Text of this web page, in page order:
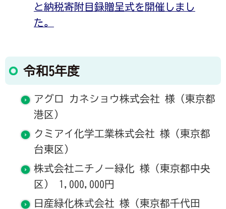
と納税寄附目録贈呈式を開催しまし
た。
令和5年度
アグロ カネショウ株式会社 様 (東京都
港区）
クミアイ化学工業株式会社 様（東京都
台東区）
株式会社ニチノー緑化 様（東京都中央
区） 1,000,000円
日産緑化株式会社 様（東京都千代田